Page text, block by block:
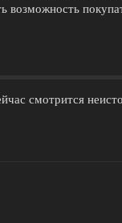
возможность
смотрится